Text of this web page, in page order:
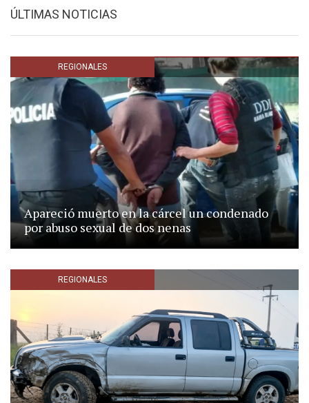
ÚLTIMAS NOTICIAS
REGIONALES
Apareció muerto en la cárcel un condenado
por abuso sexual de dos nenas
REGIONALES